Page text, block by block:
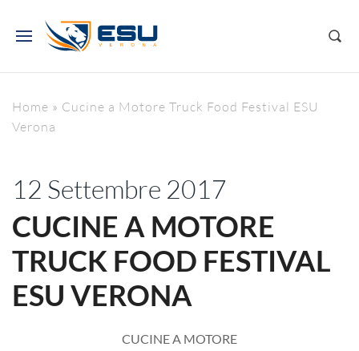
Home » Cucine a Motore Truck Food Festival ESU
Verona
12 Settembre 2017
CUCINE A MOTORE
TRUCK FOOD FESTIVAL
ESU VERONA
CUCINE A MOTORE